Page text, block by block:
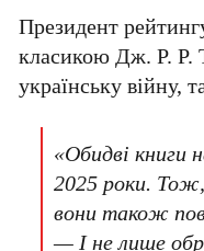
Президент
класикою Дж. Р. Р.
українську війну,
«Обидві книги
2025 роки. Тож,
вони також
— І не лише